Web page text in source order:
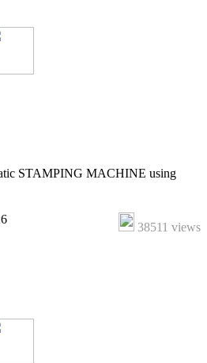
STAMPING MACHINE using
38511 views